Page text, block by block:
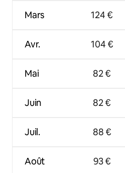
Mars
Avr.
Mai
Juin
Juil.
Août
124 €
104 €
82 €
82 €
88 €
93 €